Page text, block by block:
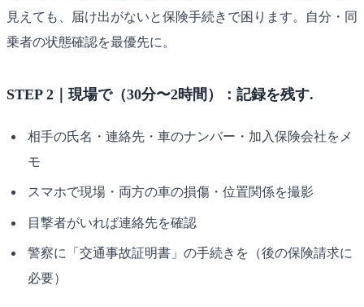
見えても、届け出がないと保険手続きで困ります。自分・同
乗者の状態確認を最優先に。
STEP 2｜現場で（30分〜2時間）：記録を残す.
相手の氏名・連絡先・車のナンバー・加入保険会社をメ
モ
スマホで現場・両方の車の損傷・位置関係を撮影
目撃者がいれば連絡先を確認
警察に「交通事故証明書」の手続きを（後の保険請求に
必要）